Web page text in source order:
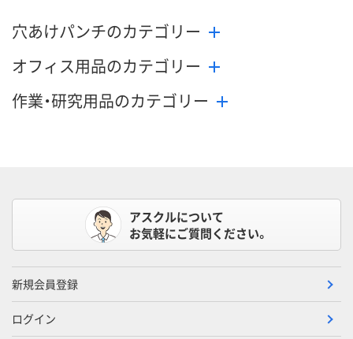
穴あけパンチのカテゴリー
オフィス用品のカテゴリー
作業・研究用品のカテゴリー
アスクルについて
お気軽にご質問ください。
新規会員登録
ログイン